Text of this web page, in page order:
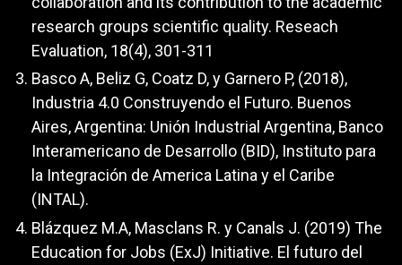
research groups scientific quality. Reseach
Evaluation, 18(4), 301-311
Basco A, Beliz G, Coatz D, y Garnero P, (2018),
Industria 4.0 Construyendo el Futuro. Buenos
Aires, Argentina: Unión Industrial Argentina, Banco
Interamericano de Desarrollo (BID), Instituto para
la Integración de America Latina y el Caribe
(INTAL).
Blázquez M.A, Masclans R. y Canals J. (2019) The
Education for Jobs (ExJ) Initiative. El futuro del